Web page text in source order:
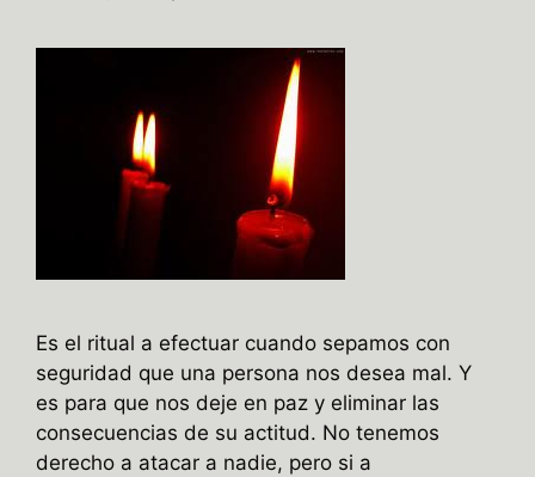
Es el ritual a efectuar cuando sepamos con
seguridad que una persona nos desea mal. Y
es para que nos deje en paz y eliminar las
consecuencias de su actitud. No tenemos
derecho a atacar a nadie, pero si a